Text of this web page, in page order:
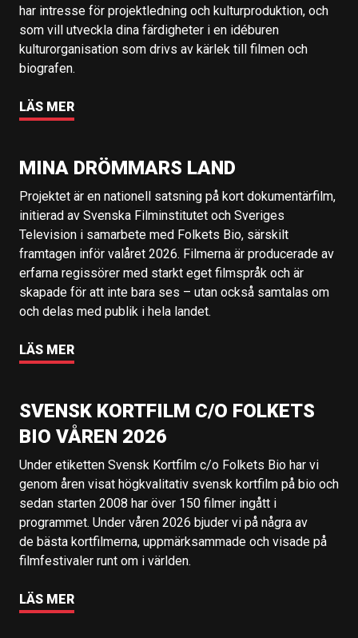
har intresse för projektledning och kulturproduktion, och
som vill utveckla dina färdigheter i en idéburen
kulturorganisation som drivs av kärlek till filmen och
biografen.
LÄS MER
MINA DRÖMMARS LAND
Projektet är en nationell satsning på kort dokumentärfilm,
initierad av Svenska Filminstitutet och Sveriges
Television i samarbete med Folkets Bio, särskilt
framtagen inför valåret 2026. Filmerna är producerade av
erfarna regissörer med starkt eget filmspråk och är
skapade för att inte bara ses – utan också samtalas om
och delas med publik i hela landet.
LÄS MER
SVENSK KORTFILM C/O FOLKETS
BIO VÅREN 2026
Under etiketten Svensk Kortfilm c/o Folkets Bio har vi
genom åren visat högkvalitativ svensk kortfilm på bio och
sedan starten 2008 har över 150 filmer ingått i
programmet. Under våren 2026 bjuder vi på några av
de bästa kortfilmerna, uppmärksammade och visade på
filmfestivaler runt om i världen.
LÄS MER